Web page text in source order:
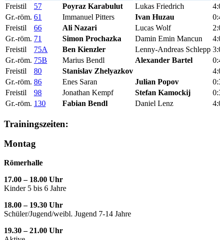
Freistil
57 Poyraz Karabulut Lukas Friedrich
Gr.-röm. 61 Immanuel Pitters Ivan Huzau
Freistil
66 Ali Nazari Lucas Wolf
Gr.-röm. 71 Simon Prochazka Damin Emin Mancun
Freistil
75A Ben Kienzler Lenny-Andreas Schlepp
Gr.-röm. 75B Marius Bendl Alexander Bartel
Freistil
80 Stanislav Zhelyazkov
Gr.-röm. 86 Enes Saran Julian Popov
Freistil
98 Jonathan Kempf Stefan Kamockij
Gr.-röm. 130 Fabian Bendl Daniel Lenz
Trainingszeiten:
Montag
Römerhalle
17.00 – 18.00 Uhr
Kinder 5 bis 6 Jahre
18.00 – 19.30 Uhr
Schüler/Jugend/weibl. Jugend 7-14 Jahre
19.30 – 21.00 Uhr